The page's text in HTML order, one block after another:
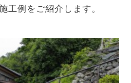
工例をご紹介します。